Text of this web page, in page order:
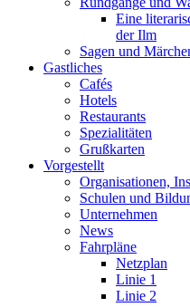
Eine
der Ilm
Sagen und
Gastliches
Cafés
Hotels
Restaurants
Spezialitäten
Grußkarten
Vorgestellt
Organisationen,
Schulen und
Unternehmen
News
Fahrpläne
Netzplan
Linie 1
Linie 2